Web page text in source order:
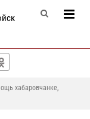
хабаровчанке,